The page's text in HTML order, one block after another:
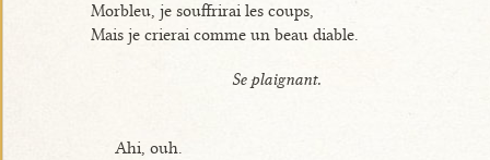
Morbleu, je souffrirai les coups,
Mais je crierai comme un beau diable.
Se plaignant.
Ahi, ouh.